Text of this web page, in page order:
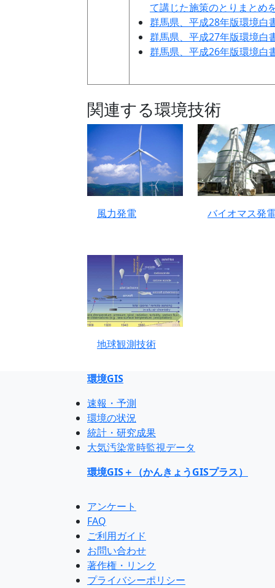
て講じた施策のとりまとめ
群馬県、平成28年版環境白
群馬県、平成27年版環境白
群馬県、平成26年版環境白
関連する環境技術
風力発電 バイオマス発
地球観測技術
環境GIS
速報・予測
環境の状況
統計・研究成果
大気汚染常時監視データ
環境GIS＋（かんきょうGISプラス）
アンケート
FAQ
ご利用ガイド
お問い合わせ
著作権・リンク
プライバシーポリシー